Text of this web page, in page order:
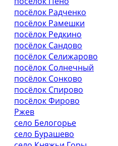
посёлок Радченко
посёлок Рамешки
посёлок Редкино
посёлок Сандово
посёлок Селижарово
посёлок Солнечный
посёлок Сонково
посёлок Спирово
посёлок Фирово
Ржев
село Белогорье
село Бурашево